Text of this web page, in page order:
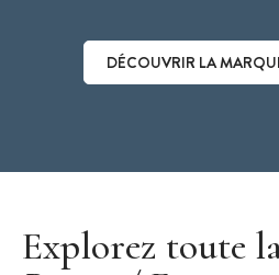
DÉCOUVRIR LA
Explorez toute